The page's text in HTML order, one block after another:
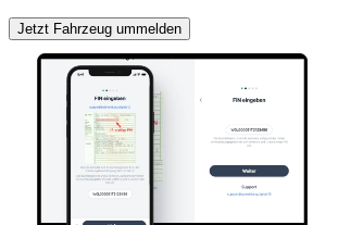
Jetzt Fahrzeug ummelden